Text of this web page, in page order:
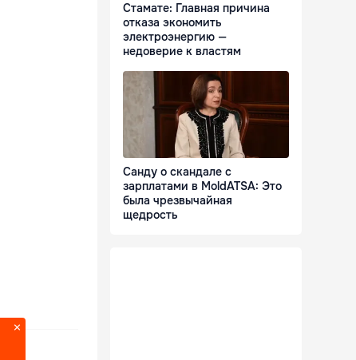
Стамате: Главная причина
отказа экономить
электроэнергию —
недоверие к властям
Санду о скандале с
зарплатами в MoldATSA: Это
была чрезвычайная
щедрость